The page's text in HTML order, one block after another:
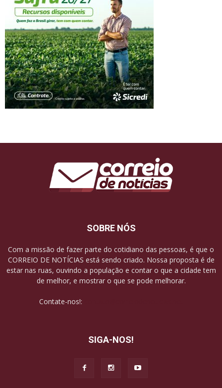
SOBRE NÓS
Com a missão de fazer parte do cotidiano das pessoas, é que o
CORREIO DE NOTÍCIAS está sendo criado. Nossa proposta é de
estar nas ruas, ouvindo a população e contar o que a cidade tem
de melhor, e mostrar o que se pode melhorar.
Contate-nos!:
SIGA-NOS!